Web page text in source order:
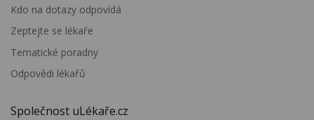
Kdo na dotazy odpovídá
Zeptejte se lékaře
Tematické poradny
Odpovědi lékařů
Společnost uLékaře.cz